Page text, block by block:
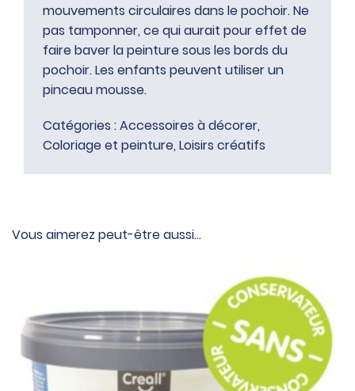
mouvements circulaires dans le pochoir. Ne
pas tamponner, ce qui aurait pour effet de
faire baver la peinture sous les bords du
pochoir. Les enfants peuvent utiliser un
pinceau mousse.
Catégories :Accessoires à décorer,
Coloriage et peinture, Loisirs créatifs
Vous aimerez peut-être aussi…